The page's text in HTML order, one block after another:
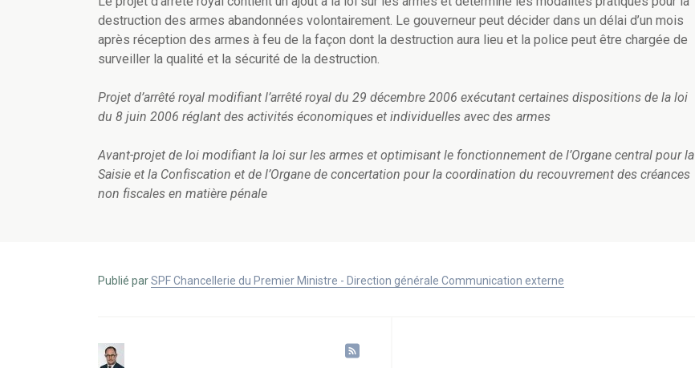
destruction des armes abandonnées volontairement. Le gouverneur peut décider dans un délai d’un mois
après réception des armes à feu de la façon dont la destruction aura lieu et la police peut être chargée de
surveiller la qualité et la sécurité de la destruction.
Projet d’arrêté royal modifiant l’arrêté royal du 29 décembre 2006 exécutant certaines dispositions de la loi
du 8 juin 2006 réglant des activités économiques et individuelles avec des armes
Avant-projet de loi modifiant la loi sur les armes et optimisant le fonctionnement de l’Organe central pour la
Saisie et la Confiscation et de l’Organe de concertation pour la coordination du recouvrement des créances
non fiscales en matière pénale
Publié parSPF Chancellerie du Premier Ministre - Direction générale Communication externe